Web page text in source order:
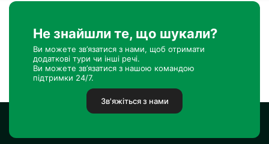
Не знайшли те, що шукали?
Ви можете зв’язатися з нами, щоб отримати
додаткові тури чи інші речі.
Ви можете зв’язатися з нашою командою
підтримки 24/7.
Зв'яжіться з нами